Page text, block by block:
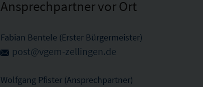
Ansprechpartner vor Ort
Fabian Bentele (Erster Bürgermeister)
post@vgem-zellingen.de
Wolfgang Pfister (Ansprechpartner)